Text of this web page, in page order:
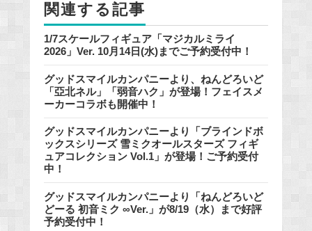
k
関連する記事
1/7スケールフィギュア「マジカルミライ
2026」Ver. 10月14日(水)までご予約受付中！
グッドスマイルカンパニーより、ねんどろいど
「亞北ネル」「弱音ハク」が登場！フェイスメ
ーカーコラボも開催中！
グッドスマイルカンパニーより「ブラインドボ
ックスシリーズ 雪ミクオールスターズ フィギ
ュアコレクション Vol.1」が登場！ご予約受付
中！
グッドスマイルカンパニーより「ねんどろいど
どーる 初音ミク ∞Ver.」が8/19（水）まで好評
予約受付中！